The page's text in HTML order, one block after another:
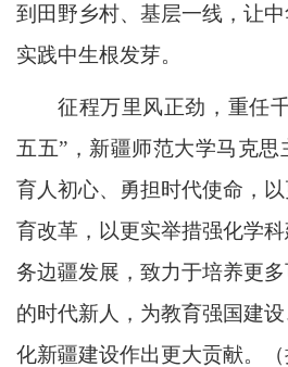
到田野乡村、基层一线，让
实践中生根发芽。
征程万里风正劲，重任
五五”，新疆师范大学马克
育人初心、勇担时代使命，
育改革，以更实举措强化学
务边疆发展，致力于培养更
的时代新人，为教育强国建
化新疆建设作出更大贡献。